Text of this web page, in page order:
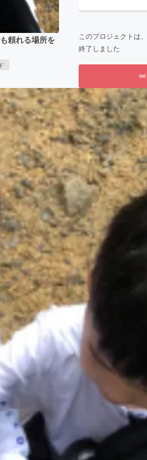
頼れる場所を
このプロジェクトは、
終了しました